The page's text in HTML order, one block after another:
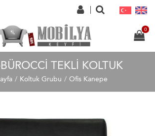
TEKLI KOLTUK
Koltuk Grubu Ofis Kanepe